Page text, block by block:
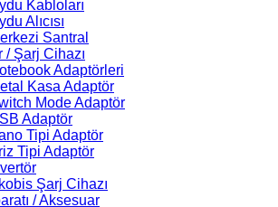
Kabloları
Alıcısı
Santral
/ Şarj Cihazı
Adaptörleri
Kasa Adaptör
Mode Adaptör
Adaptör
Tipi Adaptör
Tipi Adaptör
Şarj Cihazı
/ Aksesuar